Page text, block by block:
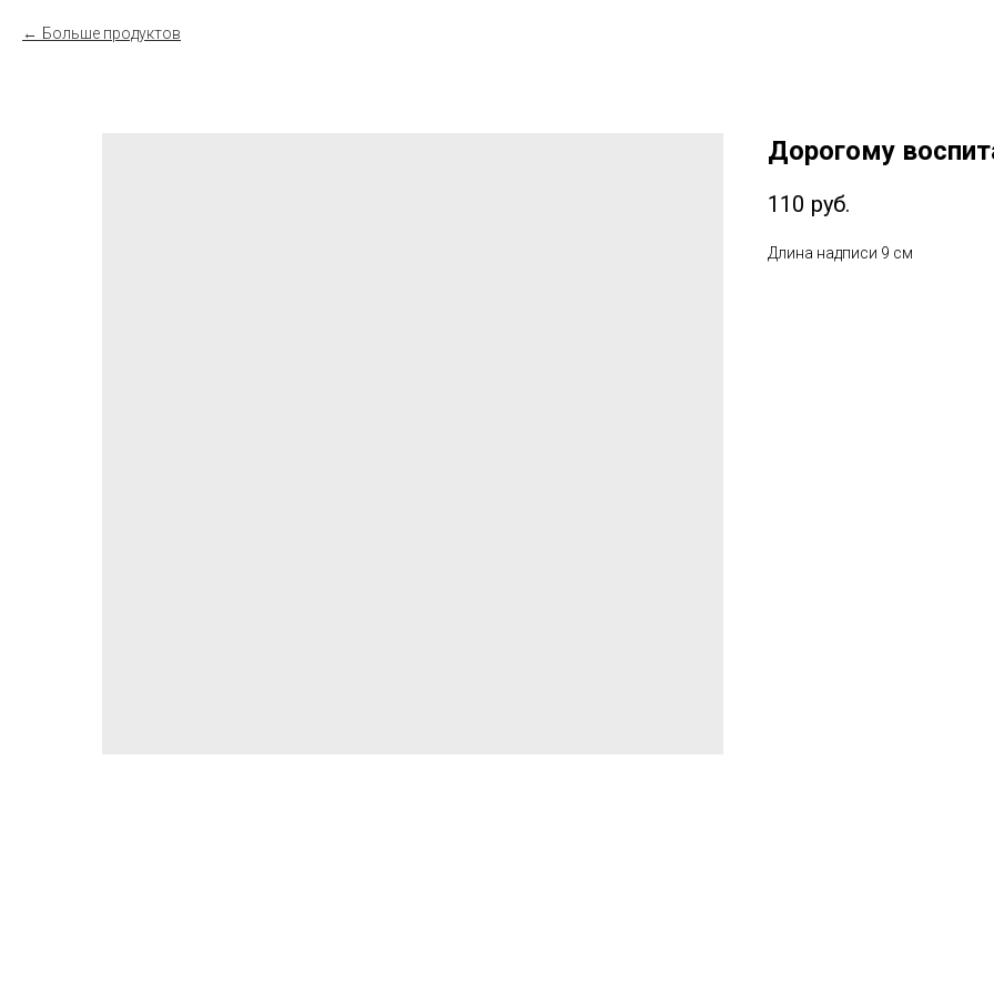
Больше продуктов
Дорогому
110 руб.
Длина надписи 9 см